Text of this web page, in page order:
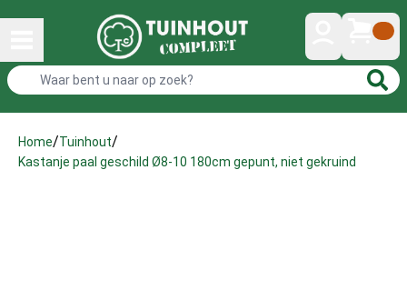
Home/Tuinhout/
Kastanje paal geschild Ø8-10 180cm gepunt, niet gekruind